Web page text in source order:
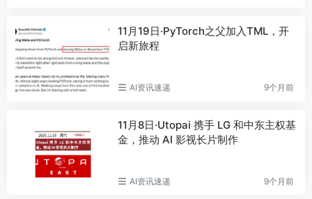
11月19日·PyTorch之父加入TML，开
启新旅程
AI资讯速递 9个月前
11月8日·Utopai 携手 LG 和中东主权基
金，推动 AI 影视长片制作
AI资讯速递 9个月前